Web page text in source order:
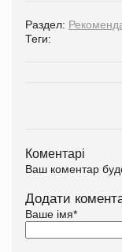
Раздел:
Теги:
Коментарі
Ваш коментар
Додати
Ваше імя*